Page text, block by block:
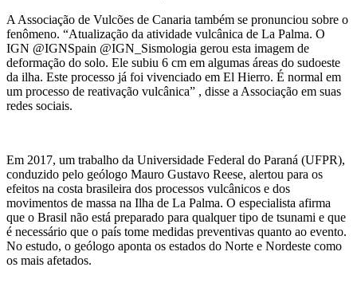
A Associação de Vulcões de Canaria também se pronunciou sobre o
fenômeno. “Atualização da atividade vulcânica de La Palma. O
IGN @IGNSpain @IGN_Sismologia gerou esta imagem de
deformação do solo. Ele subiu 6 cm em algumas áreas do sudoeste
da ilha. Este processo já foi vivenciado em El Hierro. É normal em
um processo de reativação vulcânica” , disse a Associação em suas
redes sociais.
Em 2017, um trabalho da Universidade Federal do Paraná (UFPR),
conduzido pelo geólogo Mauro Gustavo Reese, alertou para os
efeitos na costa brasileira dos processos vulcânicos e dos
movimentos de massa na Ilha de La Palma. O especialista afirma
que o Brasil não está preparado para qualquer tipo de tsunami e que
é necessário que o país tome medidas preventivas quanto ao evento.
No estudo, o geólogo aponta os estados do Norte e Nordeste como
os mais afetados.